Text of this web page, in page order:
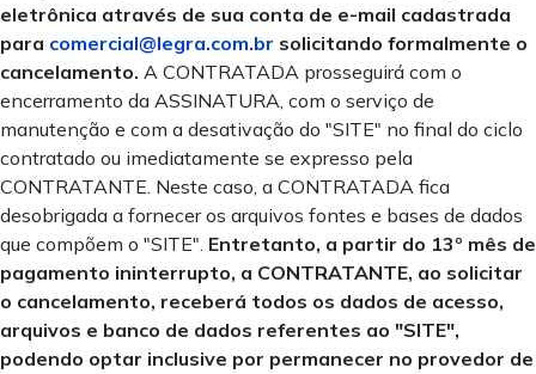
eletrônica através de sua conta de e-mail cadastrada
para comercial@legra.com.br solicitando formalmente o
cancelamento. A CONTRATADA prosseguirá com o
encerramento da ASSINATURA, com o serviço de
manutenção e com a desativação do "SITE" no final do ciclo
contratado ou imediatamente se expresso pela
CONTRATANTE. Neste caso, a CONTRATADA fica
desobrigada a fornecer os arquivos fontes e bases de dados
que compõem o "SITE". Entretanto, a partir do 13º mês de
pagamento ininterrupto, a CONTRATANTE, ao solicitar
o cancelamento, receberá todos os dados de acesso,
arquivos e banco de dados referentes ao "SITE",
podendo optar inclusive por permanecer no provedor de